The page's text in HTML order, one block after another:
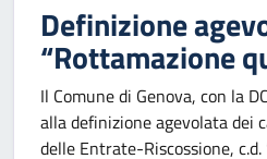
Definizione
“Rottamazione
Il Comune di Genova, con la
alla definizione agevolata dei
delle Entrate-Riscossione,